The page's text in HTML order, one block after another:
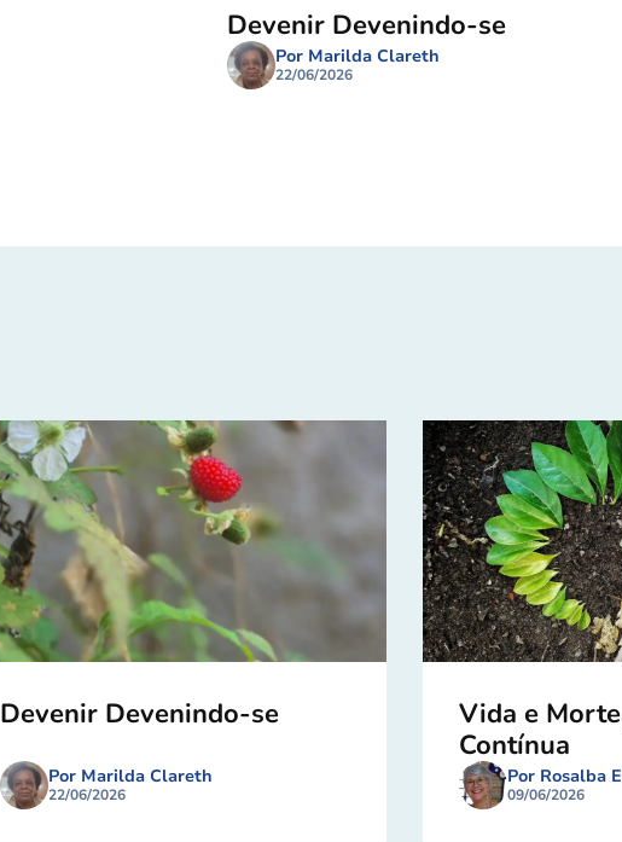
Devenir Devenindo-se
Por Marilda Clareth
22/06/2026
Devenir Devenindo-se
Por Marilda Clareth
22/06/2026
Vida e
Contínua
Por Rosalba
09/06/2026